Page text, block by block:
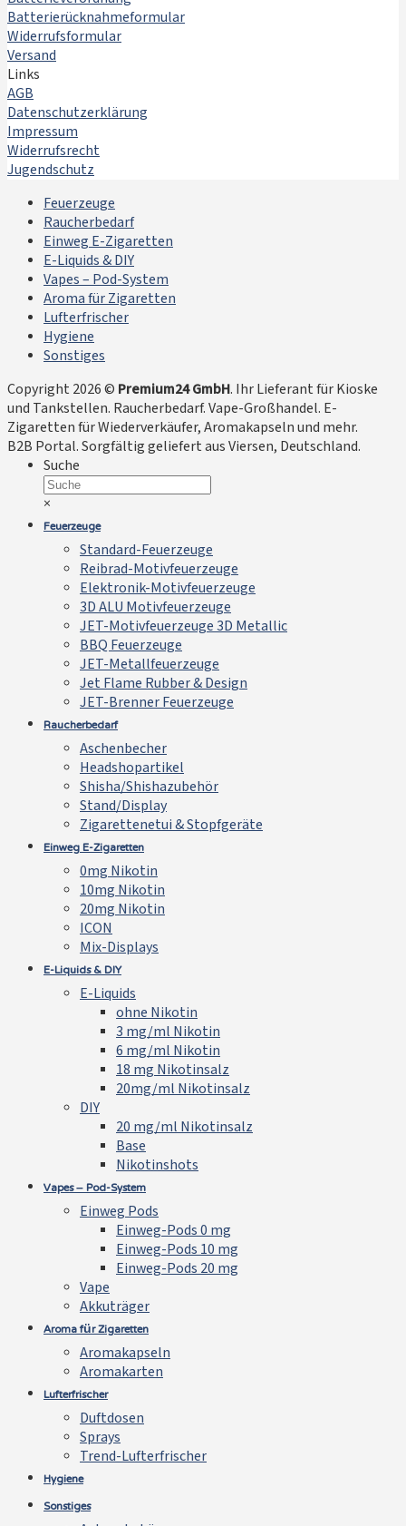
Batterierücknahmeformular
Widerrufsformular
Versand
Links
AGB
Datenschutzerklärung
Impressum
Widerrufsrecht
Jugendschutz
Feuerzeuge
Raucherbedarf
Einweg E-Zigaretten
E-Liquids & DIY
Vapes – Pod-System
Aroma für Zigaretten
Lufterfrischer
Hygiene
Sonstiges
Copyright 2026 © Premium24 GmbH. Ihr Lieferant für Kioske
und Tankstellen. Raucherbedarf. Vape-Großhandel. E-
Zigaretten für Wiederverkäufer, Aromakapseln und mehr.
B2B Portal. Sorgfältig geliefert aus Viersen, Deutschland.
Suche
×
Feuerzeuge
Standard-Feuerzeuge
Reibrad-Motivfeuerzeuge
Elektronik-Motivfeuerzeuge
3D ALU Motivfeuerzeuge
JET-Motivfeuerzeuge 3D Metallic
BBQ Feuerzeuge
JET-Metallfeuerzeuge
Jet Flame Rubber & Design
JET-Brenner Feuerzeuge
Raucherbedarf
Aschenbecher
Headshopartikel
Shisha/Shishazubehör
Stand/Display
Zigarettenetui & Stopfgeräte
Einweg E-Zigaretten
0mg Nikotin
10mg Nikotin
20mg Nikotin
ICON
Mix-Displays
E-Liquids & DIY
E-Liquids
ohne Nikotin
3 mg/ml Nikotin
6 mg/ml Nikotin
18 mg Nikotinsalz
20mg/ml Nikotinsalz
DIY
20 mg/ml Nikotinsalz
Base
Nikotinshots
Vapes – Pod-System
Einweg Pods
Einweg-Pods 0 mg
Einweg-Pods 10 mg
Einweg-Pods 20 mg
Vape
Akkuträger
Aroma für Zigaretten
Aromakapseln
Aromakarten
Lufterfrischer
Duftdosen
Sprays
Trend-Lufterfrischer
Hygiene
Sonstiges